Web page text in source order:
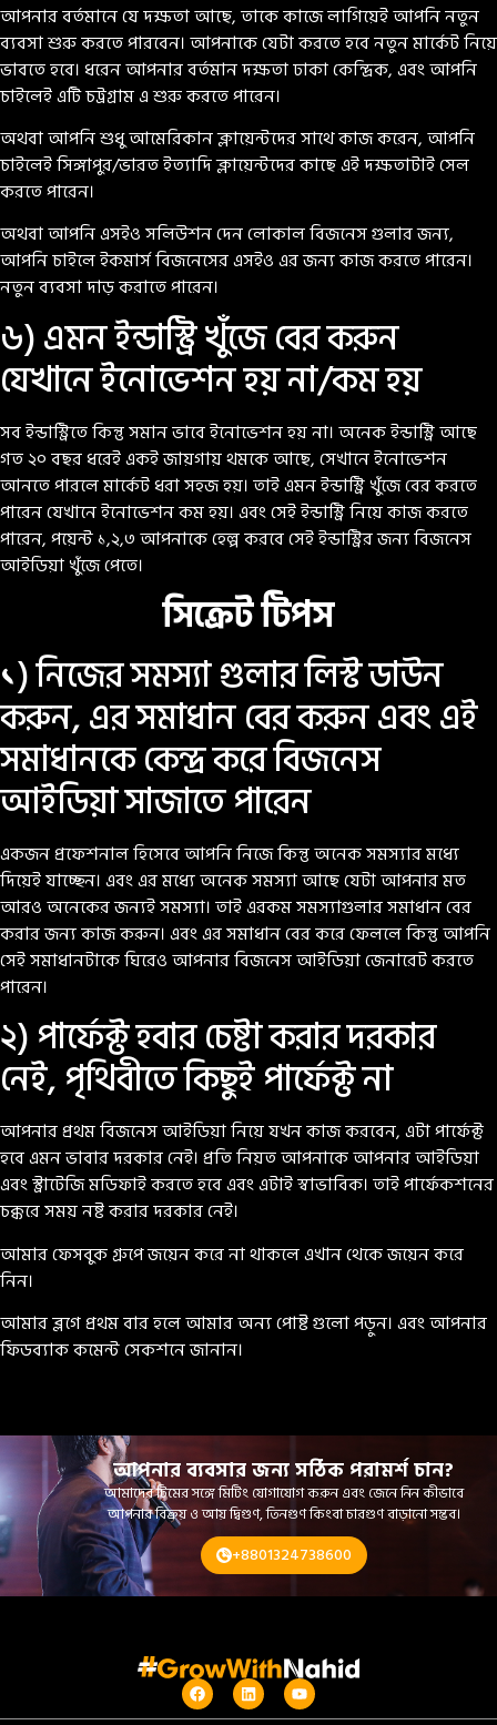
আপনার বর্তমানে যে দক্ষতা আছে, তাকে কাজে লাগিয়েই আপনি নতুন
ব্যবসা শুরু করতে পারবেন। আপনাকে যেটা করতে হবে নতুন মার্কেট নিয়ে
ভাবতে হবে। ধরেন আপনার বর্তমান দক্ষতা ঢাকা কেন্দ্রিক, এবং আপনি
চাইলেই এটি চট্রগ্রাম এ শুরু করতে পারেন।
অথবা আপনি শুধু আমেরিকান ক্লায়েন্টদের সাথে কাজ করেন, আপনি
চাইলেই সিঙ্গাপুর/ভারত ইত্যাদি ক্লায়েন্টদের কাছে এই দক্ষতাটাই সেল
করতে পারেন।
অথবা আপনি এসইও সলিউশন দেন লোকাল বিজনেস গুলার জন্য,
আপনি চাইলে ইকমার্স বিজনেসের এসইও এর জন্য কাজ করতে পারেন।
নতুন ব্যবসা দাড় করাতে পারেন।
৬) এমন ইন্ডাস্ট্রি খুঁজে বের করুন
যেখানে ইনোভেশন হয় না/কম হয়
সব ইন্ডাস্ট্রিতে কিন্তু সমান ভাবে ইনোভেশন হয় না। অনেক ইন্ডাস্ট্রি আছে
গত ২০ বছর ধরেই একই জায়গায় থমকে আছে, সেখানে ইনোভেশন
আনতে পারলে মার্কেট ধরা সহজ হয়। তাই এমন ইন্ডাস্ট্রি খুঁজে বের করতে
পারেন যেখানে ইনোভেশন কম হয়। এবং সেই ইন্ডাস্ট্রি নিয়ে কাজ করতে
পারেন, পয়েন্ট ১,২,৩ আপনাকে হেল্প করবে সেই ইন্ডাস্ট্রির জন্য বিজনেস
আইডিয়া খুঁজে পেতে।
সিক্রেটটিপস
১) নিজের সমস্যা গুলার লিস্ট ডাউন
করুন, এর সমাধান বের করুন এবং এই
সমাধানকে কেন্দ্র করে বিজনেস
আইডিয়া সাজাতে পারেন
একজন প্রফেশনাল হিসেবে আপনি নিজে কিন্তু অনেক সমস্যার মধ্যে
দিয়েই যাচ্ছেন। এবং এর মধ্যে অনেক সমস্যা আছে যেটা আপনার মত
আরও অনেকের জন্যই সমস্যা। তাই এরকম সমস্যাগুলার সমাধান বের
করার জন্য কাজ করুন। এবং এর সমাধান বের করে ফেললে কিন্তু আপনি
সেই সমাধানটাকে ঘিরেও আপনার বিজনেস আইডিয়া জেনারেট করতে
পারেন।
২) পার্ফেক্ট হবার চেষ্টা করার দরকার
নেই, পৃথিবীতে কিছুই পার্ফেক্ট না
আপনার প্রথম বিজনেস আইডিয়া নিয়ে যখন কাজ করবেন, এটা পার্ফেক্ট
হবে এমন ভাবার দরকার নেই। প্রতি নিয়ত আপনাকে আপনার আইডিয়া
এবং স্ট্রাটেজি মডিফাই করতে হবে এবং এটাই স্বাভাবিক। তাই পার্ফেকশনের
চক্করে সময় নষ্ট করার দরকার নেই।
আমার ফেসবুক গ্রুপে জয়েন করে না থাকলে এখান থেকে জয়েন করে
নিন।
আমার ব্লগে প্রথম বার হলে আমার অন্য পোষ্ট গুলো পড়ুন। এবং আপনার
ফিডব্যাক কমেন্ট সেকশনে জানান।
আপনার ব্যবসার জন্য সঠিক পরামর্শ চান?
আমাদের টিমের সঙ্গে মিটিং যোগাযোগ করুন এবং জেনে নিন কীভাবে
আপনার বিক্রয় ও আয় দ্বিগুণ, তিনগুণ কিংবা চারগুণ বাড়ানো সম্ভব।
+8801324738600